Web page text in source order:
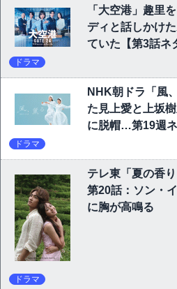
「大空港」趣里
ディと話しかけ
ていた【第3話ネ
ドラマ
NHK朝ドラ「風
た見上愛と上坂
に脱帽…第19週
ドラマ
テレ東「夏の香
第20話：ソン・
に胸が高鳴る
ドラマ